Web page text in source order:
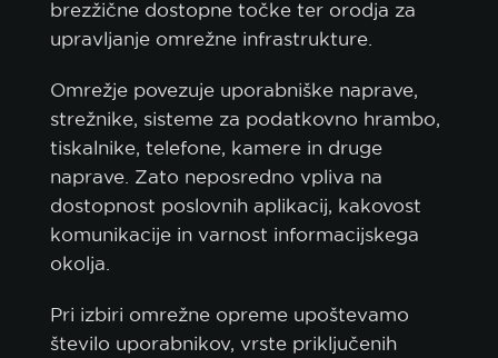
brezžične dostopne točke ter orodja za
upravljanje omrežne infrastrukture.
Omrežje povezuje uporabniške naprave,
strežnike, sisteme za podatkovno hrambo,
tiskalnike, telefone, kamere in druge
naprave. Zato neposredno vpliva na
dostopnost poslovnih aplikacij, kakovost
komunikacije in varnost informacijskega
okolja.
Pri izbiri omrežne opreme upoštevamo
število uporabnikov, vrste priključenih
cookie.